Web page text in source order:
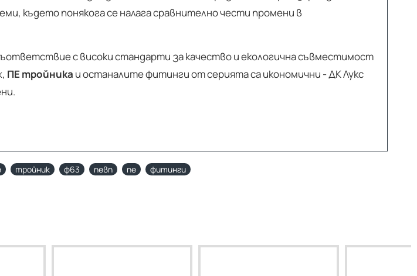
където понякога се налага сравнително чести промени в
с високи стандарти за качество и екологична съвместимост
ПЕ тройника и останалите фитинги от серията са икономични - ДК Лукс
тройник ф63 певп пе фитинги